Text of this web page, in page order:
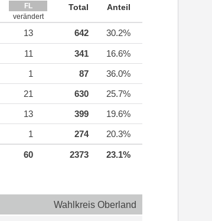
FL
verändert
Total Anteil
13 642 30.2%
11 341
16.6%
1 87
36.0%
21 630
25.7%
13 399
19.6%
1 274 20.3%
60 2373 23.1%
Wahlkreis Oberland